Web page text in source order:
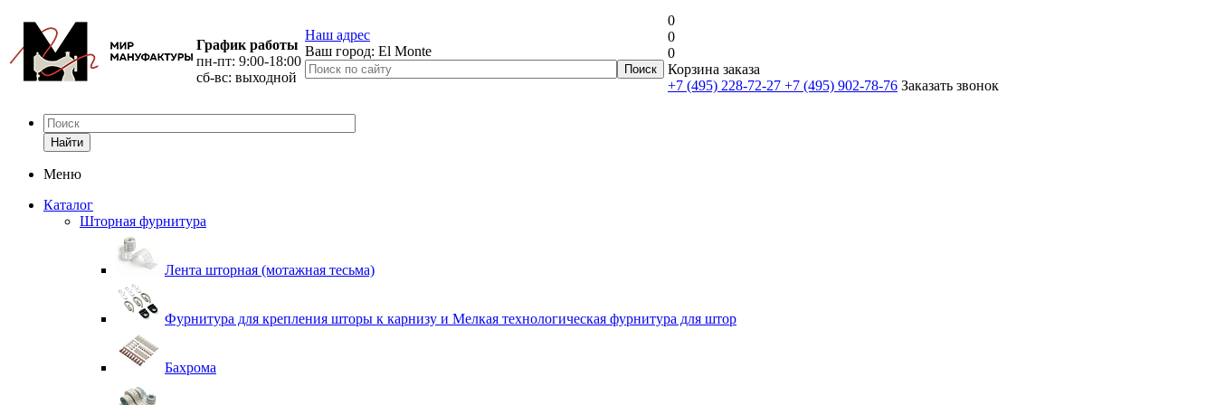
График работы
пн-пт: 9:00-18:00
сб-вс: выходной
Наш адрес
Ваш город: El Monte
0
0
0
Корзина заказа
+7 (495) 228-72-27 +7 (495) 902-78-76 Заказать звонок
Найти
Меню
Каталог
Шторная фурнитура
Лента шторная (мотажная тесьма)
Фурнитура для крепления шторы к карнизу и Мелкая технологическая фурнитура для штор
Бахрома